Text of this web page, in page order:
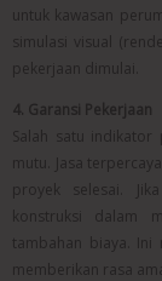
untuk kawasan
simulasi visual
pekerjaan dimulai.
4. Garansi Pekerjaan
Salah satu indikator
mutu. Jasa
proyek selesai.
konstruksi dalam
tambahan biaya. Ini
memberikan rasa